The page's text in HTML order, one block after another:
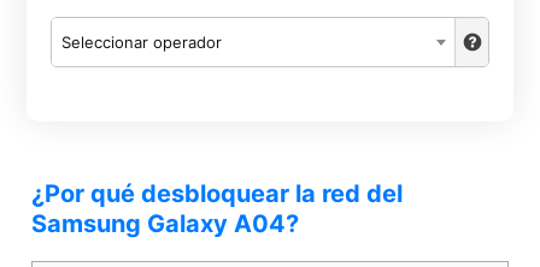
Seleccionar operador
¿Por qué desbloquear la red del
Samsung Galaxy A04?